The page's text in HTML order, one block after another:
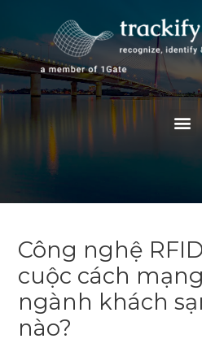
content
Công nghệ
cuộc cách
ngành khách
nào?